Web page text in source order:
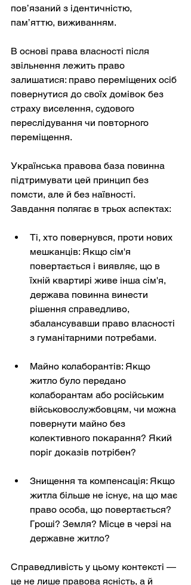
пов’язаний з ідентичністю,
пам’яттю, виживанням.
В основі права власності після
звільнення лежить право
залишатися: право переміщених осіб
повернутися до своїх домівок без
страху виселення, судового
переслідування чи повторного
переміщення.
Українська правова база повинна
підтримувати цей принцип без
помсти, але й без наївності.
Завдання полягає в трьох аспектах:
Ті, хто повернувся, проти нових
мешканців: Якщо сім'я
повертається і виявляє, що в
їхній квартирі живе інша сім'я,
держава повинна винести
рішення справедливо,
збалансувавши право власності
з гуманітарними потребами.
Майно колаборантів: Якщо
житло було передано
колаборантам або російським
військовослужбовцям, чи можна
повернути майно без
колективного покарання? Який
поріг доказів потрібен?
Знищення та компенсація: Якщо
житла більше не існує, на що має
право особа, що повертається?
Гроші? Земля? Місце в черзі на
державне житло?
Справедливість у цьому контексті —
це не лише правова ясність, а й